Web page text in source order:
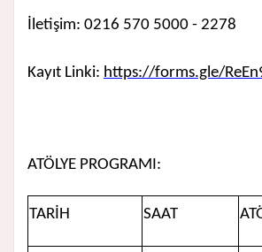
İletişim: 0216 570 5000 - 2278
Kayıt Linki: https://forms.gle/
ATÖLYE PROGRAMI:
TARİH SAAT